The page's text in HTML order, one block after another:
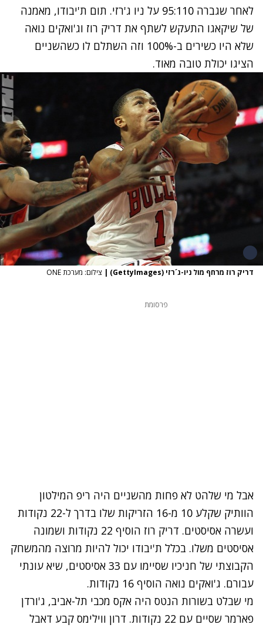
לאחר שגברה 95:110 על ניו ג'רזי. תום ת'יבודו, מאמנה
של שיקאגו התעקש לשתף את דריק רוז וג'ואקים נואה
שלא היו כשירים ב-100% וזה השתלם לו כשהשניים
הציגו יכולת טובה מאוד.
דריק רוז מרחף מול ניו-ג´רזי (GettyImages) | צילום: מערכת ONE
פרסומת
אבל מי שלהט לא פחות מהשניים היה ריפ המילטון
הוותיק שקלע 10 מ-16 הזריקות שלו בדרך ל-22 נקודות
ועשרה אסיסטים. דריק רוז הוסיף 22 נקודות ושמונה
אסיסטים משלו. בכלל ת'יבודו יכול להיות מרוצה מהמשחק
הקבוצתי של חניכיו שסיימו עם 33 אסיסטים, שיא עונתי
עבורם. ג'ואקים נואה הוסיף 16 נקודות.
מי שבלט בשורות הנטס היה אקס מכבי תל-אביב, ג'ורדן
פארמר שסיים עם 22 נקודות. דרון ווילימס קבע דאבל